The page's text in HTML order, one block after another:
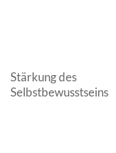
Stärkung des
Selbstbewusstseins